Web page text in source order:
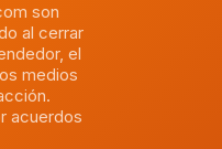
son
al cerrar
el
medios
acuerdos